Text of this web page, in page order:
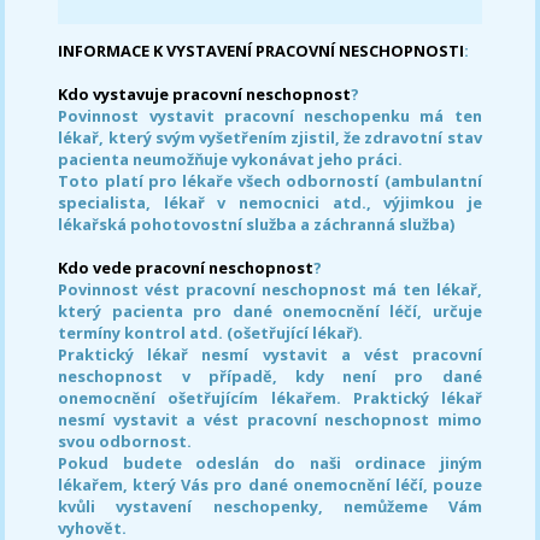
INFORMACE K VYSTAVENÍ PRACOVNÍ NESCHOPNOSTI:
Kdo vystavuje pracovní neschopnost?
Povinnost vystavit pracovní neschopenku má ten
lékař, který svým vyšetřením zjistil, že zdravotní stav
pacienta neumožňuje vykonávat jeho práci.
Toto platí pro lékaře všech odborností (ambulantní
specialista, lékař v nemocnici atd., výjimkou je
lékařská pohotovostní služba a záchranná služba)
Kdo vede pracovní neschopnost?
Povinnost vést pracovní neschopnost má ten lékař,
který pacienta pro dané onemocnění léčí, určuje
termíny kontrol atd. (ošetřující lékař).
Praktický lékař nesmí vystavit a vést pracovní
neschopnost v případě, kdy není pro dané
onemocnění ošetřujícím lékařem. Praktický lékař
nesmí vystavit a vést pracovní neschopnost mimo
svou odbornost.
Pokud budete odeslán do naši ordinace jiným
lékařem, který Vás pro dané onemocnění léčí, pouze
kvůli vystavení neschopenky, nemůžeme Vám
vyhovět.